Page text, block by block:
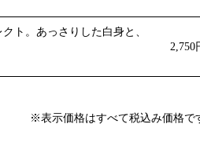
ト。あっさりした白身と、
2,750
※表示価格はすべて税込み価格で